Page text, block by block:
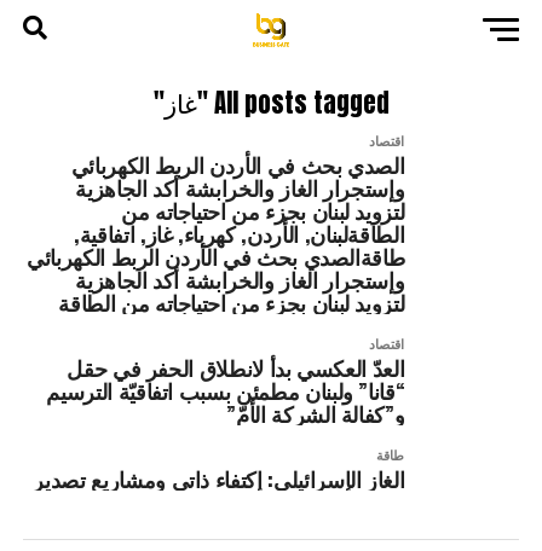
All posts tagged "غاز"
اقتصاد
الصدي بحث في الأردن الربط الكهربائي
وإستجرار الغاز والخرابشة أكد الجاهزية
لتزويد لبنان بجزء من احتياجاته من
الطاقةلبنان, الأردن, كهرباء, غاز, اتفاقية,
طاقةالصدي بحث في الأردن الربط الكهربائي
وإستجرار الغاز والخرابشة أكد الجاهزية
لتزويد لبنان بجزء من احتياجاته من الطاقة
اقتصاد
العدّ العكسي بدأ لانطلاق الحفر في حقل
“قانا” ولبنان مطمئن بسبب اتفاقيّة الترسيم
و”كفالة الشركة الأمّ”
طاقة
الغاز الإسرائيلي: إكتفاء ذاتي ومشاريع تصدير